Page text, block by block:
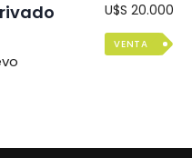
U$S 20.000
VENTA